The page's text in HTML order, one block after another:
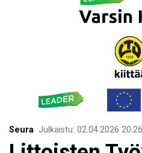
Seura Julkaistu: 02.04.2026 20.26